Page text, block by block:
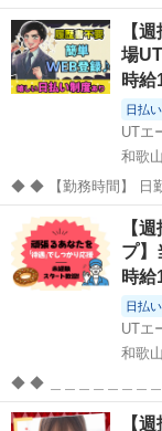
【
場
時給
日払い
UTエ
和歌
◆ ◆ 【勤務時間】 日勤のみ・夜勤のみの案件多数あり！ 面接時にご
相談ください◎ 【応募資格】 ◆未経験OK ◆資格・学歴不問 ◆倉庫内
作業の経験がある方歓迎 ◎若手～ミドル、中高年の男女活躍中
歴書不要☆...
和歌山 和歌山市
【
プ
時給
日払い
UTエ
和歌
◆ ◆ ＿＿＿＿＿＿＿＿＿＿＿＿＿＿＿＿＿＿＿ .＊アナタの理想の働
き方を実現します*。
手×安定収入★ プライ
和歌山 和歌山市
【